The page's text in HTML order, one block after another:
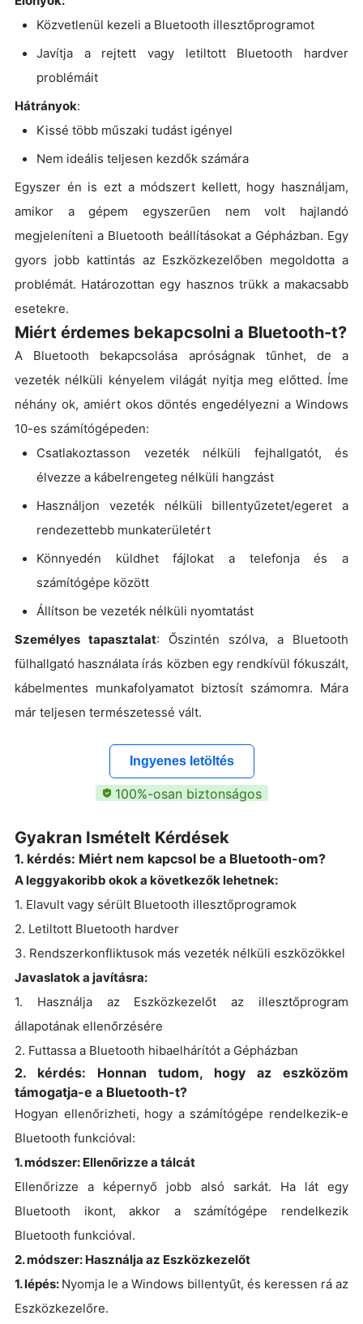
Közvetlenül kezeli a Bluetooth illesztőprogramot
Javítja a rejtett vagy letiltott Bluetooth hardver
problémáit
Hátrányok:
Kissé több műszaki tudást igényel
Nem ideális teljesen kezdők számára
Egyszer én is ezt a módszert kellett, hogy használjam,
amikor a gépem egyszerűen nem volt hajlandó
megjeleníteni a Bluetooth beállításokat a Gépházban. Egy
gyors jobb kattintás az Eszközkezelőben megoldotta a
problémát. Határozottan egy hasznos trükk a makacsabb
esetekre.
Miért érdemes bekapcsolni a Bluetooth-t?
A Bluetooth bekapcsolása apróságnak tűnhet, de a
vezeték nélküli kényelem világát nyitja meg előtted. Íme
néhány ok, amiért okos döntés engedélyezni a Windows
10-es számítógépeden:
Csatlakoztasson vezeték nélküli fejhallgatót, és
élvezze a kábelrengeteg nélküli hangzást
Használjon vezeték nélküli billentyűzetet/egeret a
rendezettebb munkaterületért
Könnyedén küldhet fájlokat a telefonja és a
számítógépe között
Állítson be vezeték nélküli nyomtatást
Személyes tapasztalat: Őszintén szólva, a Bluetooth
fülhallgató használata írás közben egy rendkívül fókuszált,
kábelmentes munkafolyamatot biztosít számomra. Mára
már teljesen természetessé vált.
Ingyenes letöltés
100%-osan biztonságos
Gyakran Ismételt Kérdések
1. kérdés: Miért nem kapcsol be a Bluetooth-om?
A leggyakoribb okok a következők lehetnek:
1. Elavult vagy sérült Bluetooth illesztőprogramok
2. Letiltott Bluetooth hardver
3. Rendszerkonfliktusok más vezeték nélküli eszközökkel
Javaslatok a javításra:
1. Használja az Eszközkezelőt az illesztőprogram
állapotának ellenőrzésére
2. Futtassa a Bluetooth hibaelhárítót a Gépházban
2. kérdés: Honnan tudom, hogy az eszközöm
támogatja-e a Bluetooth-t?
Hogyan ellenőrizheti, hogy a számítógépe rendelkezik-e
Bluetooth funkcióval:
1. módszer: Ellenőrizze a tálcát
Ellenőrizze a képernyő jobb alsó sarkát. Ha lát egy
Bluetooth ikont, akkor a számítógépe rendelkezik
Bluetooth funkcióval.
2. módszer: Használja az Eszközkezelőt
1. lépés: Nyomja le a Windows billentyűt, és keressen rá az
Eszközkezelőre.